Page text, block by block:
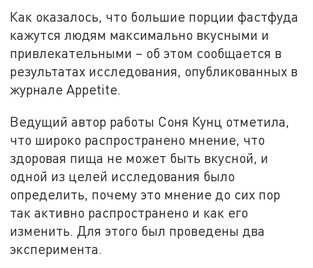
Как оказалось, что большие порции фастфуда
кажутся людям максимально вкусными и
привлекательными – об этом сообщается в
результатах исследования, опубликованных в
журнале Appetite.
Ведущий автор работы Соня Кунц отметила,
что широко распространено мнение, что
здоровая пища не может быть вкусной, и
одной из целей исследования было
определить, почему это мнение до сих пор
так активно распространено и как его
изменить. Для этого был проведены два
эксперимента.